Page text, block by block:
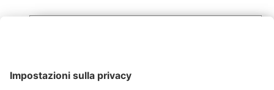
Latisana
San Giorgio di Nogaro
Iscriviti oggi stesso gratuitamente e sii il primo a